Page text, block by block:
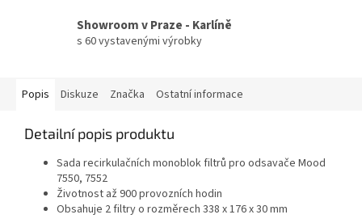
Showroom v Praze - Karlíně
s 60 vystavenými výrobky
Popis Diskuze Značka Ostatní informace
Detailní popis produktu
Sada recirkulačních monoblok filtrů pro odsavače Mood
7550, 7552
Životnost až 900 provozních hodin
Obsahuje 2 filtry o rozměrech 338 x 176 x 30 mm